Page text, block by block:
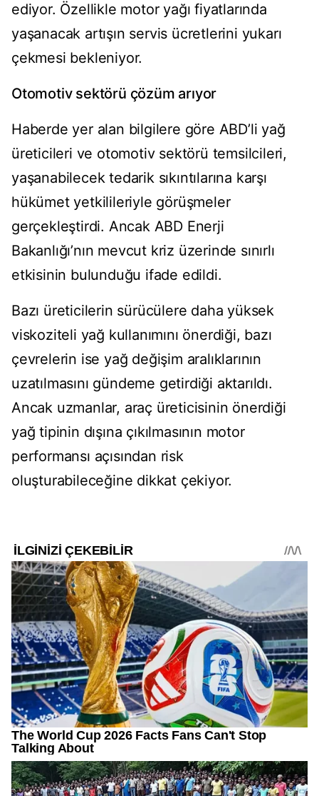
ediyor. Özellikle motor yağı fiyatlarında
yaşanacak artışın servis ücretlerini yukarı
çekmesi bekleniyor.
Otomotiv sektörü çözüm arıyor
Haberde yer alan bilgilere göre ABD’li yağ
üreticileri ve otomotiv sektörü temsilcileri,
yaşanabilecek tedarik sıkıntılarına karşı
hükümet yetkilileriyle görüşmeler
gerçekleştirdi. Ancak ABD Enerji
Bakanlığı’nın mevcut kriz üzerinde sınırlı
etkisinin bulunduğu ifade edildi.
Bazı üreticilerin sürücülere daha yüksek
viskoziteli yağ kullanımını önerdiği, bazı
çevrelerin ise yağ değişim aralıklarının
uzatılmasını gündeme getirdiği aktarıldı.
Ancak uzmanlar, araç üreticisinin önerdiği
yağ tipinin dışına çıkılmasının motor
performansı açısından risk
oluşturabileceğine dikkat çekiyor.